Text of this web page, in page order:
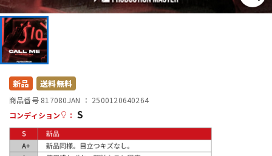
配信/ライブ機器
新品 送料無料
商品番号 817080JAN ： 2500120640264
コンディション
： S